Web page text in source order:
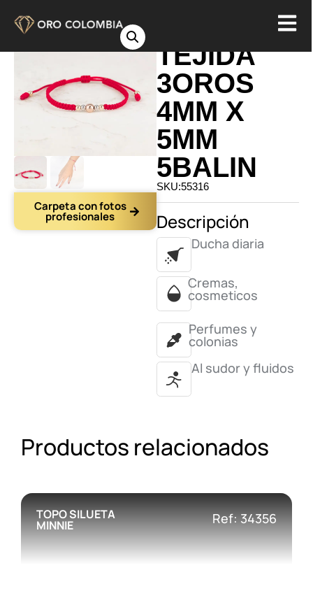
Carpeta con fotos
profesionales
PULSERA
TEJIDA
3OROS
4MM X
5MM
5BALIN
SKU:55316
Descripción
Ducha diaria
Cremas,
cosmeticos
Perfumes y
colonias
Al sudor y fluidos
Productos relacionados
TOPO SILUETA
MINNIE Ref: 34356